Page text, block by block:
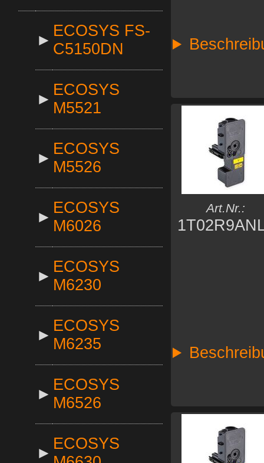
►
ECOSYS FS-
C5150DN
►
ECOSYS
M5521
►
ECOSYS
M5526
►
ECOSYS
M6026
►
ECOSYS
M6230
►
ECOSYS
M6235
►
ECOSYS
M6526
►
ECOSYS
Art.Nr.: